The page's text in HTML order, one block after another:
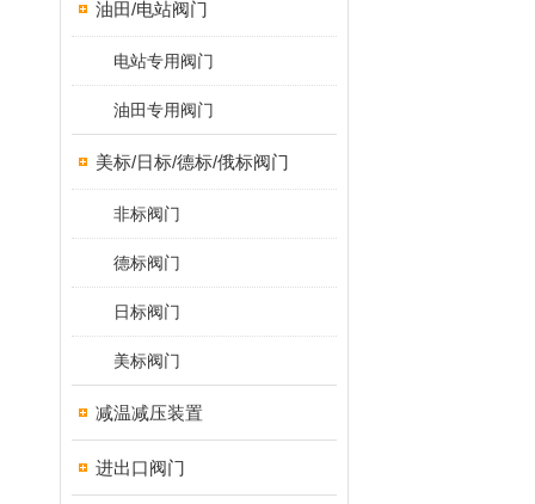
油田/电站阀门
电站专用阀门
油田专用阀门
美标/日标/德标/俄标阀门
非标阀门
德标阀门
日标阀门
美标阀门
减温减压装置
进出口阀门